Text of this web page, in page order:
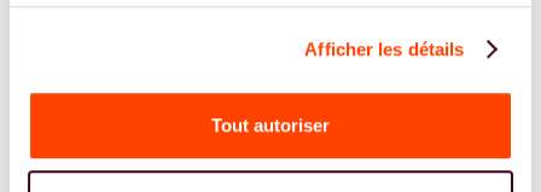
Afficher les détails
Tout autoriser
taux d’AMH sans que cela reflète une réelle diminution de la
réserve ovarienne. Cela ne signifie pas que la fertilité est
contraception est prise de longue date.